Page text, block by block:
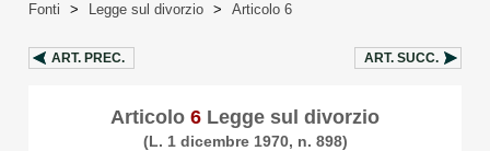
Fonti > Legge sul divorzio > Articolo 6
ART. PREC. ART. SUCC.
Articolo 6 Legge sul divorzio
(L. 1 dicembre 1970, n. 898)